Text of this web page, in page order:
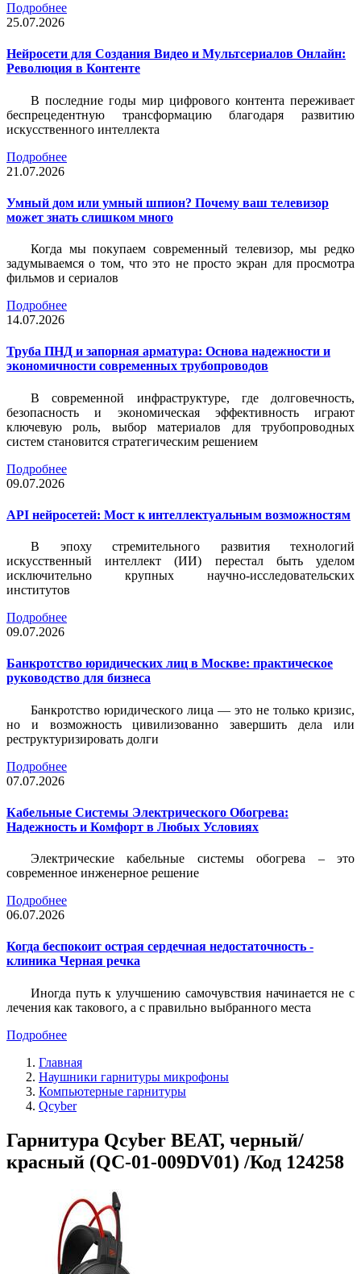
Подробнее
25.07.2026
Нейросети для Создания Видео и Мультсериалов Онлайн:
Революция в Контенте
В последние годы мир цифрового контента переживает
беспрецедентную трансформацию благодаря развитию
искусственного интеллекта
Подробнее
21.07.2026
Умный дом или умный шпион? Почему ваш телевизор
может знать слишком много
Когда мы покупаем современный телевизор, мы редко
задумываемся о том, что это не просто экран для просмотра
фильмов и сериалов
Подробнее
14.07.2026
Труба ПНД и запорная арматура: Основа надежности и
экономичности современных трубопроводов
В современной инфраструктуре, где долговечность,
безопасность и экономическая эффективность играют
ключевую роль, выбор материалов для трубопроводных
систем становится стратегическим решением
Подробнее
09.07.2026
API нейросетей: Мост к интеллектуальным возможностям
В эпоху стремительного развития технологий
искусственный интеллект (ИИ) перестал быть уделом
исключительно крупных научно-исследовательских
институтов
Подробнее
09.07.2026
Банкротство юридических лиц в Москве: практическое
руководство для бизнеса
Банкротство юридического лица — это не только кризис,
но и возможность цивилизованно завершить дела или
реструктуризировать долги
Подробнее
07.07.2026
Кабельные Системы Электрического Обогрева:
Надежность и Комфорт в Любых Условиях
Электрические кабельные системы обогрева – это
современное инженерное решение
Подробнее
06.07.2026
Когда беспокоит острая сердечная недостаточность -
клиника Черная речка
Иногда путь к улучшению самочувствия начинается не с
лечения как такового, а с правильно выбранного места
Подробнее
Главная
Наушники гарнитуры микрофоны
Компьютерные гарнитуры
Qcyber
Гарнитура Qcyber BEAT, черный/
красный (QC-01-009DV01) /Код 124258